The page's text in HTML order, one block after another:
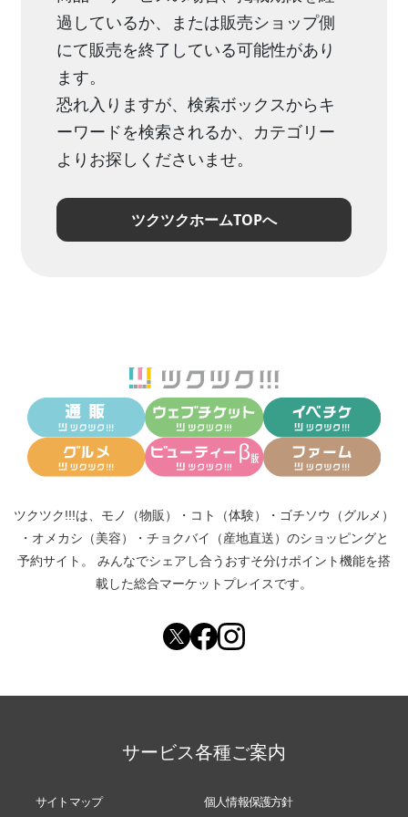
過しているか、または販売ショップ側
にて販売を終了している可能性があり
ます。
恐れ入りますが、検索ボックスからキ
ーワードを検索されるか、カテゴリー
よりお探しくださいませ。
ツクツクホームTOPへ
ツクツク!!!は、 モノ（物販） ・ コト（体験） ・ ゴチソウ（グルメ）
・ オメカシ（美容） ・ チョクバイ（産地直送） のショッピングと
予約サイト。
みんなでシェアし合う おすそ分けポイント機能を搭
載した総合マーケットプレイスです。
サービス各種ご案内
サイトマップ 個人情報保護方針